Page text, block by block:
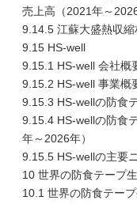
売上高（2021年～2026
9.14.5 江蘇大盛熱収
9.15 HS-well
9.15.1 HS-well 会社概
9.15.2 HS-well 事業概
9.15.3 HS-wellの防食
9.15.4 HS-wellの防食
年～2026年）
9.15.5 HS-wellの主要
10 世界の防食テープ
10.1 世界の防食テー